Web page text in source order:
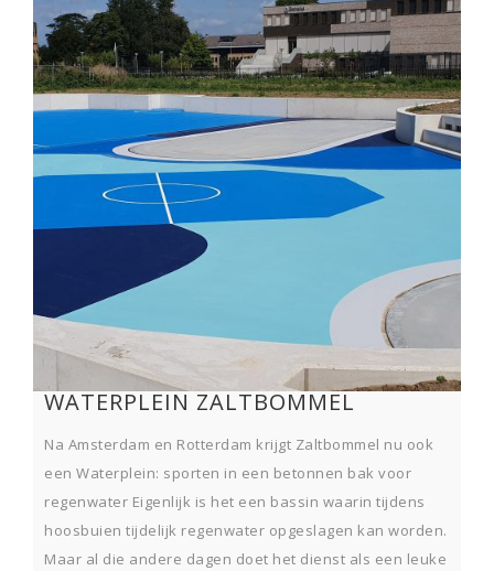
WATERPLEIN ZALTBOMMEL
Na Amsterdam en Rotterdam krijgt Zaltbommel nu ook
een Waterplein: sporten in een betonnen bak voor
regenwater Eigenlijk is het een bassin waarin tijdens
hoosbuien tijdelijk regenwater opgeslagen kan worden.
Maar al die andere dagen doet het dienst als een leuke